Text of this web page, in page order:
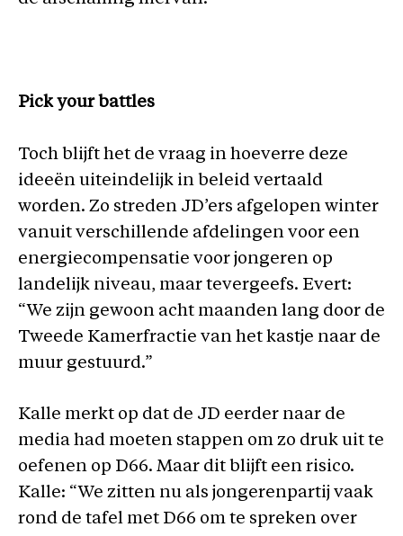
Pick your battles
Toch blijft het de vraag in hoeverre deze
ideeën uiteindelijk in beleid vertaald
worden. Zo streden JD’ers afgelopen winter
vanuit verschillende afdelingen voor een
energiecompensatie voor jongeren op
landelijk niveau, maar tevergeefs. Evert:
“We zijn gewoon acht maanden lang door de
Tweede Kamerfractie van het kastje naar de
muur gestuurd.”
Kalle merkt op dat de JD eerder naar de
media had moeten stappen om zo druk uit te
oefenen op D66. Maar dit blijft een risico.
Kalle: “We zitten nu als jongerenpartij vaak
rond de tafel met D66 om te spreken over